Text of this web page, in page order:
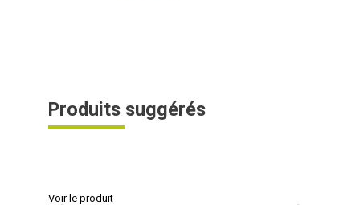
Produits suggérés
Voir le produit